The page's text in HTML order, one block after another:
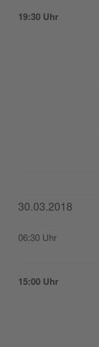
19:30 Uhr
30.03.2018
06:30 Uhr
15:00 Uhr